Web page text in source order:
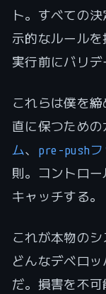
ト。すべての
示的なルールを
実行前にバリデ
これらは僕を
直に保つための
ム、 pre-pushフ
則。コントロ
キャッチする。
これが本物の
どんなデベロ
だ。損害を不